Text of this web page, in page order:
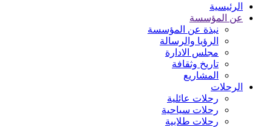
الرئيسية
عن المؤسسة
نبذة عن المؤسسة
الرؤيا والرسالة
مجلس الادارة
تاريخ وثقافة
المشاريع
الرحلات
رحلات عائلية
رحلات سياحية
رحلات طلابية